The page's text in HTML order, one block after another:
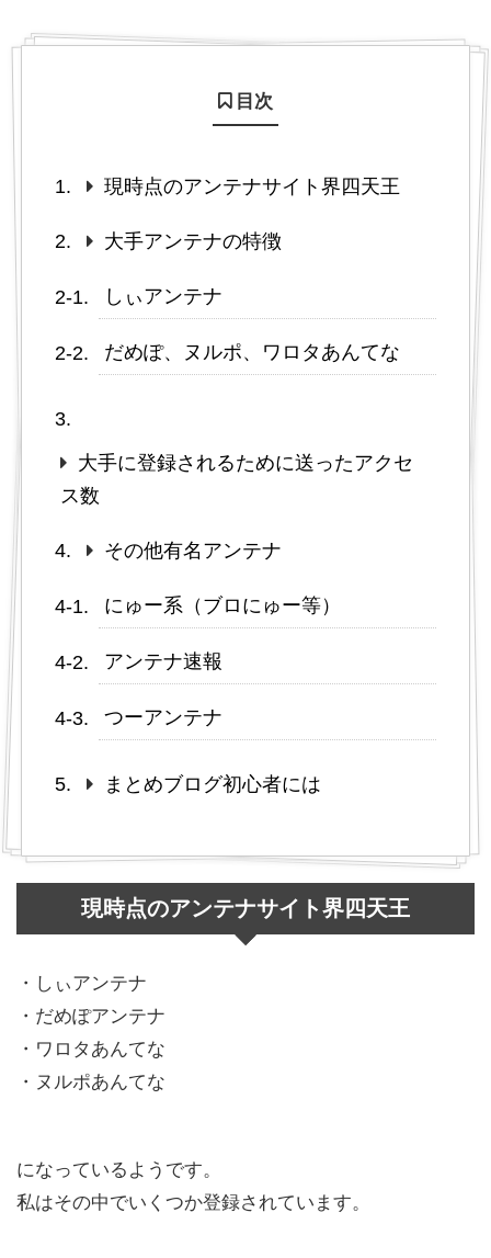
目次
現時点のアンテナサイト界四天王
大手アンテナの特徴
しぃアンテナ
だめぽ、ヌルポ、ワロタあんてな
大手に登録されるために送ったアクセ
ス数
その他有名アンテナ
にゅー系（ブロにゅー等）
アンテナ速報
つーアンテナ
まとめブログ初心者には
現時点のアンテナサイト界四天王
・しぃアンテナ
・だめぽアンテナ
・ワロタあんてな
・ヌルポあんてな
になっているようです。
私はその中でいくつか登録されています。